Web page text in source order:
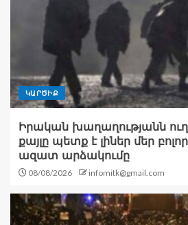
ԿԱՐԾԻՔ
Իրական խաղաղությանն
քայլը պետք է լիներ մեր
ազատ արձակումը
08/08/2026 infomitk@gmail.com